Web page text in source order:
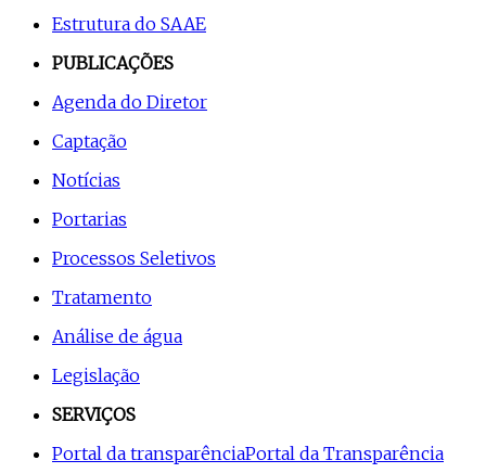
Estrutura do SAAE
PUBLICAÇÕES
Agenda do Diretor
Captação
Notícias
Portarias
Processos Seletivos
Tratamento
Análise de água
Legislação
SERVIÇOS
Portal da transparênciaPortal da Transparência